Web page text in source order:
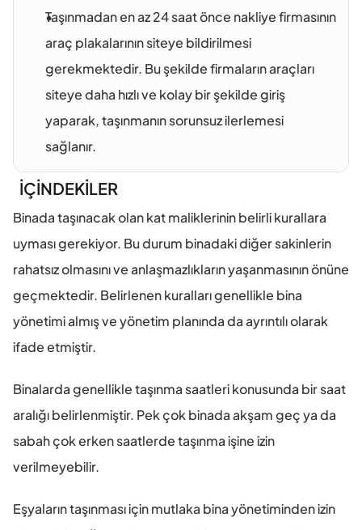
Taşınmadan en az 24 saat önce nakliye firmasının
araç plakalarının siteye bildirilmesi
gerekmektedir. Bu şekilde firmaların araçları
siteye daha hızlı ve kolay bir şekilde giriş
yaparak, taşınmanın sorunsuz ilerlemesi
sağlanır.
Binada taşınacak olan kat maliklerinin belirli kurallara
uyması gerekiyor. Bu durum binadaki diğer sakinlerin
rahatsız olmasını ve anlaşmazlıkların yaşanmasının önüne
geçmektedir. Belirlenen kuralları genellikle bina
yönetimi almış ve yönetim planında da ayrıntılı olarak
ifade etmiştir.
Binalarda genellikle taşınma saatleri konusunda bir saat
aralığı belirlenmiştir. Pek çok binada akşam geç ya da
sabah çok erken saatlerde taşınma işine izin
verilmeyebilir.
Eşyaların taşınması için mutlaka bina yönetiminden izin
İÇİNDEKİLER